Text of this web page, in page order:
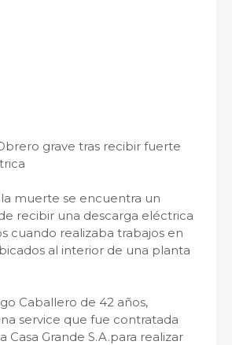
grave tras recibir fuerte
la muerte se encuentra un
recibir una descarga eléctrica
cuando realizaba trabajos en
al interior de una planta
Caballero de 42 años,
service que fue contratada
Casa Grande S.A.para realizar